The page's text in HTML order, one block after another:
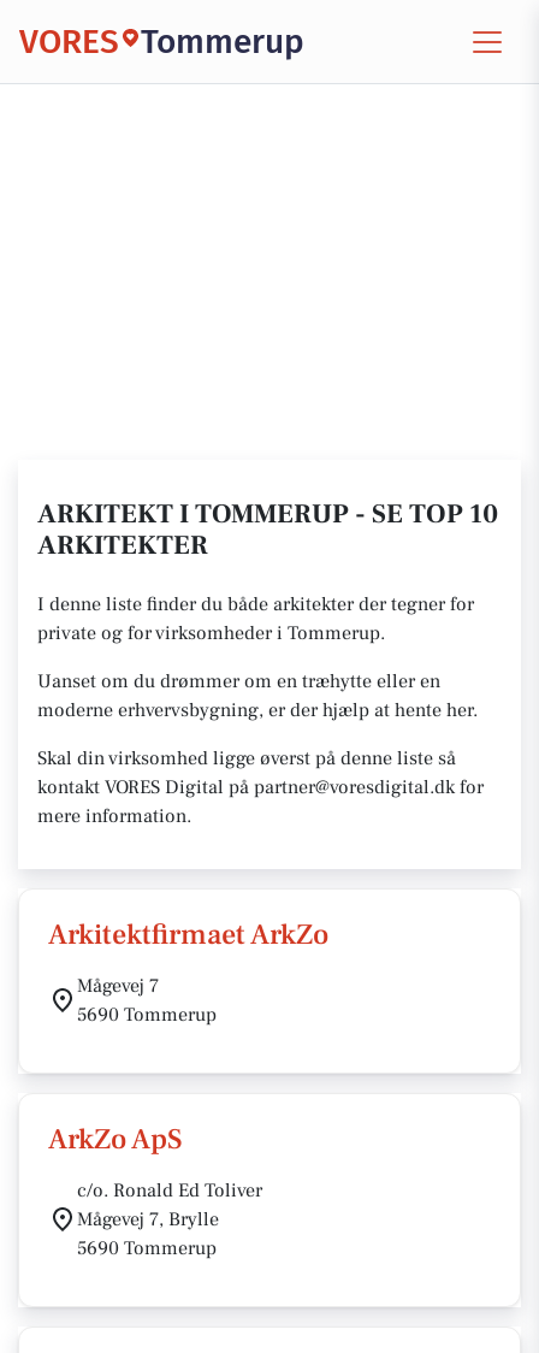
VORES Tommerup
ARKITEKT I TOMMERUP - SE TOP 10
ARKITEKTER
I denne liste finder du både arkitekter der tegner for
private og for virksomheder i Tommerup.
Uanset om du drømmer om en træhytte eller en
moderne erhvervsbygning, er der hjælp at hente her.
Skal din virksomhed ligge øverst på denne liste så
kontakt VORES Digital på partner@voresdigital.dk for
mere information.
Arkitektfirmaet ArkZo
Mågevej 7
5690 Tommerup
ArkZo ApS
c/o. Ronald Ed Toliver
Mågevej 7, Brylle
5690 Tommerup